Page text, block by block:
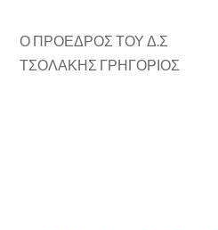
Ο ΠΡΟΕΔΡΟΣ ΤΟΥ Δ.Σ
ΤΣΟΛΑΚΗΣ ΓΡΗΓΟΡΙΟΣ